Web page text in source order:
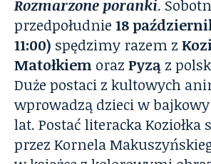
Rozmarzone poranki.
przedpołudnie 18
11:00) spędzimy razem z
Matołkiem oraz Pyzą z
Duże postaci z kultowych
wprowadzą dzieci w
lat. Postać literacka Koziołka
przez Kornela